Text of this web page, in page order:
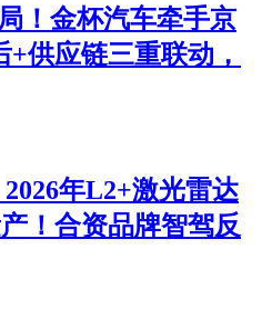
！金杯汽车牵手京
供应链三重联动，
年L2+激光雷达
！合资品牌智驾反